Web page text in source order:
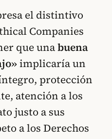
el distintivo
Companies
que unabuena
implicaría un
protección
atención a los
justo a sus
a los Derechos